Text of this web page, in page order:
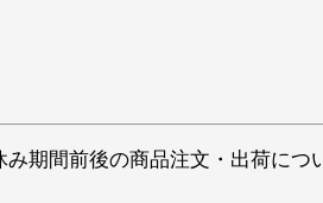
み期間前後の商品注文・出荷につ